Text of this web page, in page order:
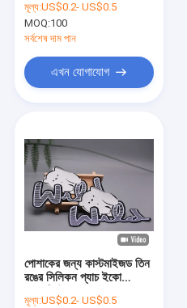
পণ্য
ভিডিও
আমাদের সম্বন্ধে
গুণমান নিয়ন্ত্রণ
মূল্য:US$0.2- US$0.5
MOQ:100
সর্বশেষ দাম পান
এখন যোগাযোগ
পোশাকের জন্য কাস্টমাইজড তিন
রঙের সিলিকন প্যাচ ইকো
মূল্য:US$0.2- US$0.5